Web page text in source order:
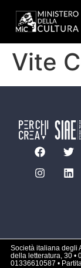
Vite
Società italiana degli
della letteratura, 30 •
01336610587 •